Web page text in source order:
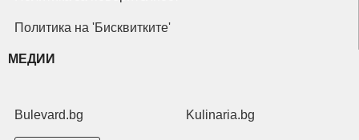
Политика на 'Бисквитките'
МЕДИИ
Bulevard.bg Kulinaria.bg